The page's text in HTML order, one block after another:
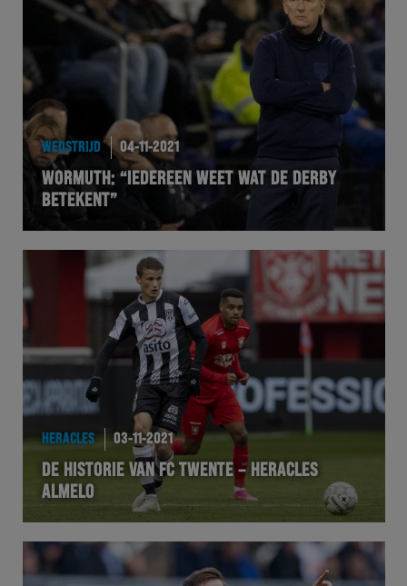
TELHER
HEREXC
EXCHER
Wedstrijd
Heracles
BusinessClub
Foundation
Herakids
WEDSTRIJD 04-11-2021
WORMUTH: “IEDEREEN WEET WAT DE DERBY
BETEKENT”
HERACLES 03-11-2021
DE HISTORIE VAN FC TWENTE – HERACLES
ALMELO